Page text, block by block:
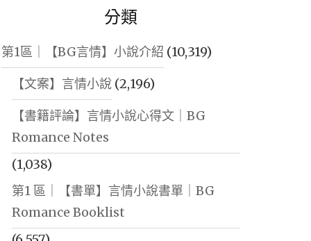
分類
第1區｜【BG言情】小說介紹 (10,319)
【文案】言情小說(2,196)
【書籍評論】言情小說心得文｜BG
Romance Notes
(1,038)
第1 區｜【書單】言情小說書單｜BG
Romance Booklist